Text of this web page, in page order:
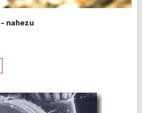
nahezu